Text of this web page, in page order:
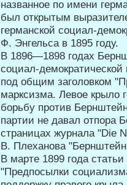
названное по имени
был открытым
германской социал-
Ф. Энгельса в 1895 году.
В 1896—1898 годах
социал-
под общим заголовком
марксизма. Левое крыло
борьбу против
партии не давал отпора
страницах журнала "Die
В. Плеханова
В марте 1899 года
"Предпосылки